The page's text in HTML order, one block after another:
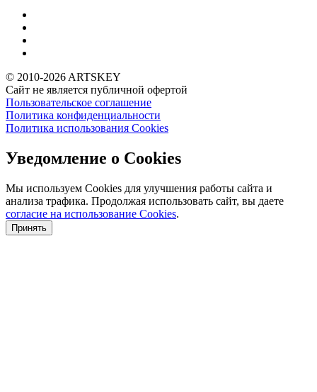
© 2010-2026 ARTSKEY
Сайт не является публичной офертой
Пользовательское соглашение
Политика конфиденциальности
Политика использования Cookies
Уведомление о Cookies
Мы используем Cookies для улучшения работы сайта и
анализа трафика. Продолжая использовать сайт, вы даете
согласие на использование Cookies.
Принять